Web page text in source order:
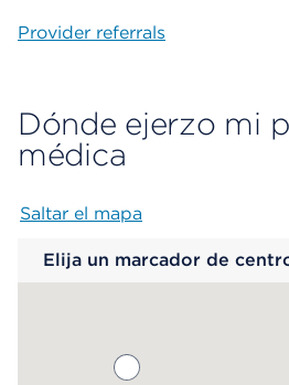
Provider referrals
Dónde ejerzo mi
médica
Saltar el mapa
Elija un marcador de